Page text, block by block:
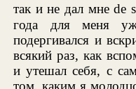
так и не дал мне de
года для меня
подергивался и
всякий раз, как
и утешал себя, с
том, каким я